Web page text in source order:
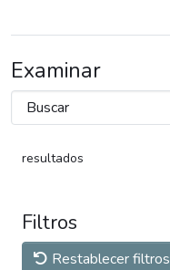
Examinar
resultados
Filtros
Restablecer filtros